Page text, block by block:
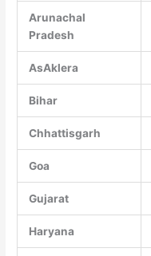
Arunachal
Pradesh
AsAklera
Bihar
Chhattisgarh
Goa
Gujarat
Haryana